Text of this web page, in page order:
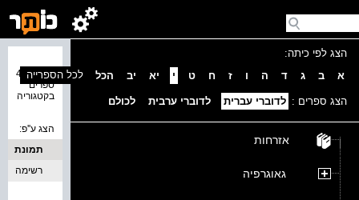
הצג לפי כיתה:
א
ב ג ד ה ו ז ח ט י יא יב הכל
הצג ספרים : לדוברי עברית לדוברי ערבית לכולם
אזרחות
גאוגרפיה
נמצאו 48
ספרים
בקטגוריה
לכל הספרייה
הצג ע''פ:
תמונת
כריכה
רשימה